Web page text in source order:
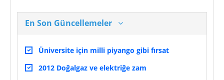
En Son Güncellemeler
Üniversite için milli piyango gibi fırsat
2012 Doğalgaz ve elektriğe zam